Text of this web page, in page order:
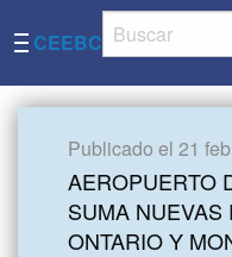
CEEBC
Publicado el 21
AEROPUERTO
SUMA NUEVAS
ONTARIO Y